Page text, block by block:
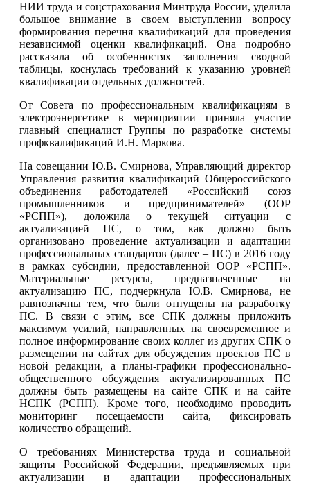
НИИ труда и соцстрахования Минтруда России, уделила
большое внимание в своем выступлении вопросу
формирования перечня квалификаций для проведения
независимой оценки квалификаций. Она подробно
рассказала об особенностях заполнения сводной
таблицы, коснулась требований к указанию уровней
квалификации отдельных должностей.
От Совета по профессиональным квалификациям в
электроэнергетике в мероприятии приняла участие
главный специалист Группы по разработке системы
профквалификаций И.Н. Маркова.
На совещании Ю.В. Смирнова, Управляющий директор
Управления развития квалификаций Общероссийского
объединения работодателей «Российский союз
промышленников и предпринимателей» (ООР
«РСПП»), доложила о текущей ситуации с
актуализацией ПС, о том, как должно быть
организовано проведение актуализации и адаптации
профессиональных стандартов (далее – ПС) в 2016 году
в рамках субсидии, предоставленной ООР «РСПП».
Материальные ресурсы, предназначенные на
актуализацию ПС, подчеркнула Ю.В. Смирнова, не
равнозначны тем, что были отпущены на разработку
ПС. В связи с этим, все СПК должны приложить
максимум усилий, направленных на своевременное и
полное информирование своих коллег из других СПК о
размещении на сайтах для обсуждения проектов ПС в
новой редакции, а планы-графики профессионально-
общественного обсуждения актуализированных ПС
должны быть размещены на сайте СПК и на сайте
НСПК (РСПП). Кроме того, необходимо проводить
мониторинг посещаемости сайта, фиксировать
количество обращений.
О требованиях Министерства труда и социальной
защиты Российской Федерации, предъявляемых при
актуализации и адаптации профессиональных